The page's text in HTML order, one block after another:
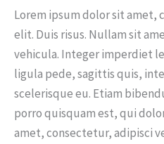
Lorem ipsum dolor sit amet,
elit. Duis risus. Nullam sit
vehicula. Integer imperdiet
ligula pede, sagittis quis,
scelerisque eu. Etiam
porro quisquam est, qui
amet, consectetur, adipisci
magnis